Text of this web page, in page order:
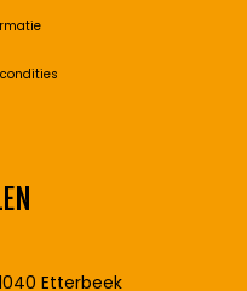
Etterbeek